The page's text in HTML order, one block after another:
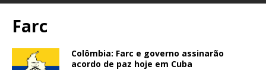
Farc
Colômbia: Farc e governo assinarão
acordo de paz hoje em Cuba